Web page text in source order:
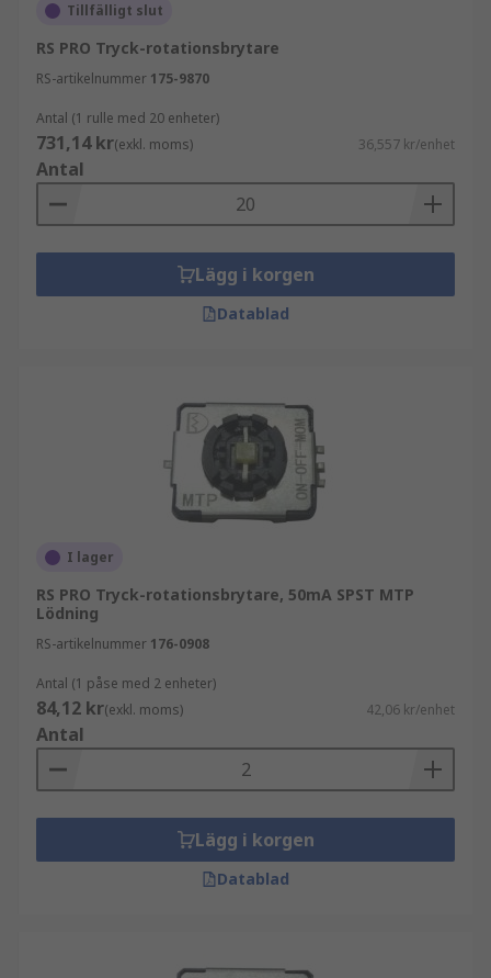
Tillfälligt slut
RS PRO Tryck-rotationsbrytare
RS-artikelnummer 175-9870
Antal (1 rulle med 20 enheter)
731,14 kr(exkl. moms) 36,557 kr/enhet
Antal
Lägg i korgen
Datablad
I lager
RS PRO Tryck-rotationsbrytare, 50mA SPST MTP
Lödning
RS-artikelnummer 176-0908
Antal (1 påse med 2 enheter)
84,12 kr(exkl. moms) 42,06 kr/enhet
Antal
Lägg i korgen
Datablad